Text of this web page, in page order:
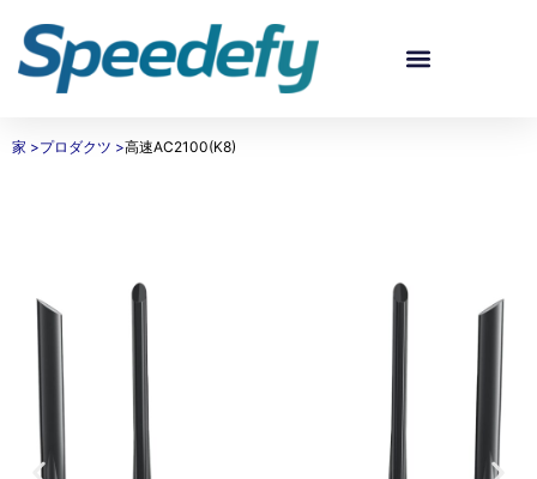
家 >プロダクツ >高速AC2100(K8)